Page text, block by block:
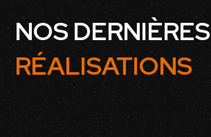
NOS DERNIÈRES
RÉALISATIONS